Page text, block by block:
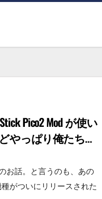
Pico2 Mod が使い
やっぱり俺たちの
お話。と言うのも、あの
がついにリリースされた